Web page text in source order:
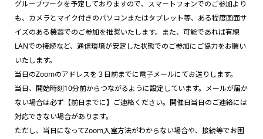
グループワークを予定しておりますので、スマートフォンでのご参加より
も、カメラとマイク付きのパソコンまたはタブレット等、ある程度画面サ
イズのある機器でのご参加を推奨いたします。また、可能であれば有線
LANでの接続など、通信環境が安定した状態でのご参加にご協力をお願い
いたします。
当日のZoomのアドレスを３日前までに電子メールにてお送りします。
当日、開始時刻10分前からつながるように設定しています。メールが届か
ない場合は必ず【前日までに】ご連絡ください。開催日当日のご連絡には
対応できない場合があります。
ただし、当日になってZoom入室方法がわからない場合や、接続等でお困